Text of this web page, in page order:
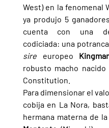
West) en la fenomenal
ya produjo 5
cuenta con una
codiciada: una
sire europeo
robusto macho
Constitution.
Para dimensionar el
cobija en La Nora,
hermana materna de